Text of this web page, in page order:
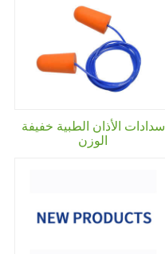
سدادات الأذان الطبية خفيفة
الوزن